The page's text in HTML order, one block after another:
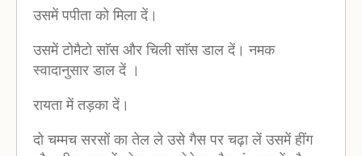
उसमें पपीता को मिला दें।
उसमें टोमैटो साॅस और चिली साॅस डाल दें। नमक
स्वादानुसार डाल दें ।
रायता में तड़का दें।
दो चम्मच सरसों का तेल ले उसे गैस पर चढ़ा लें उसमें हींग